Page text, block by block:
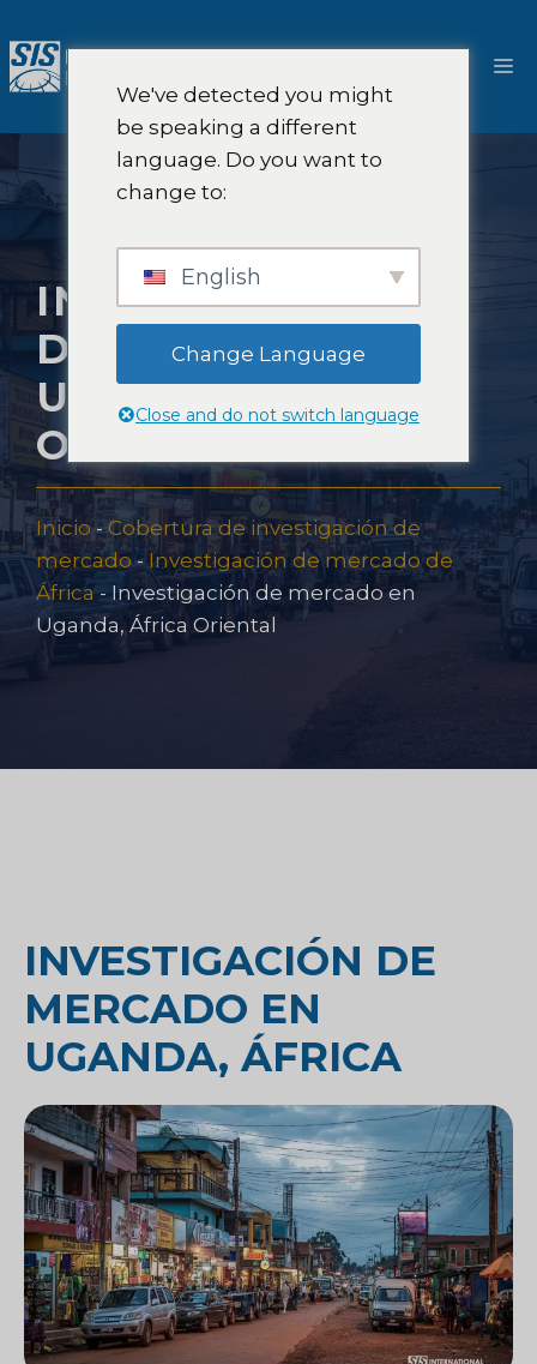
al
contenido
INVESTIGACIÓN
DE MERCADO EN
UGANDA, ÁFRICA
ORIENTAL
Inicio-Cobertura de investigación de
mercado-Investigación de mercado de
África -Investigación de mercado en
Uganda, África Oriental
INVESTIGACIÓN DE
MERCADO EN
UGANDA, ÁFRICA
We've detected you might
be speaking a different
language. Do you want to
change to:
English
Change Language
Close and do not switch language